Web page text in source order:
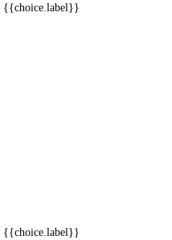
{{choice.label}}
{{choice.label}}